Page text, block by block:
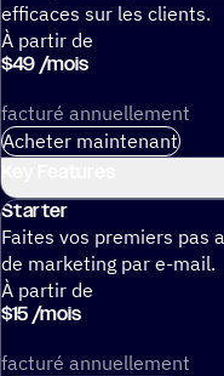
efficaces sur les clients.
À partir de
$49/mois
facturé annuellement
Acheter maintenant
Starter
Faites vos premiers pas
de marketing par e-mail.
À partir de
$15/mois
facturé annuellement